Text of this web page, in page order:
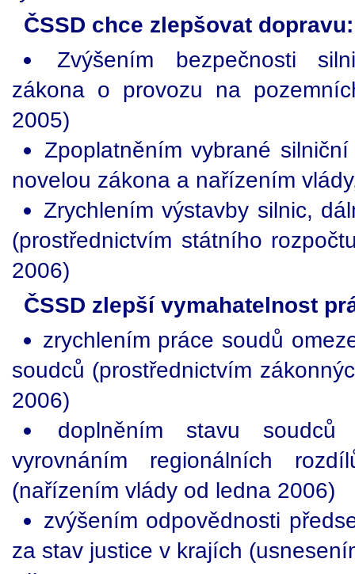
ČSSD chce zlepšovat dopravu:
Zvýšením bezpečnosti
zákona o provozu na
2005)
Zpoplatněním vybrané
novelou zákona a nařízením
Zrychlením výstavby silnic,
(prostřednictvím státního
2006)
ČSSD zlepší vymahatelnost
zrychlením práce soudů
soudců (prostřednictvím
2006)
doplněním stavu
vyrovnáním regionálních
(nařízením vlády od ledna 2006)
zvýšením odpovědnosti
za stav justice v krajích